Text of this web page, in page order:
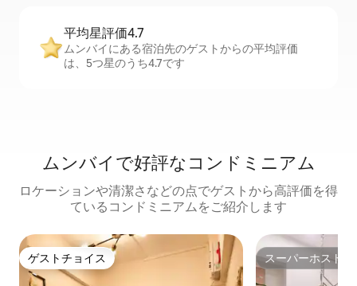
平均星評価4.7
ムンバイにある宿泊先のゲストからの平均評価
は、5つ星のうち4.7です
ムンバイで好評なコンドミニアム
ロケーションや清潔さなどの点でゲストから高評価を得
ているコンドミニアムをご紹介します
ゲストチョイス
ゲストチョイス スーパーホスト
スーパーホスト